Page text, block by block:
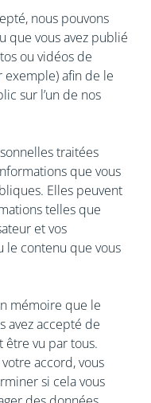
nous pouvons
que vous avez publié
ou vidéos de
exemple) afin de le
sur l’un de nos
traitées
que vous
Elles peuvent
telles que
et vos
le contenu que vous
mémoire que le
avez accepté de
être vu par tous.
accord, vous
si cela vous